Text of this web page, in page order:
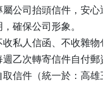
屬公司抬頭信件，安心
，確保公司形象。
收私人信函、不收雜物包
週乙次轉寄信件自付郵資
取信件（統一於：高雄